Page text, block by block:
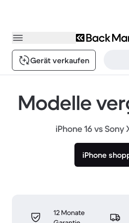
Gerät verkaufen
Modelle
iPhone 16 vs Sony
iPhone
12 Monate